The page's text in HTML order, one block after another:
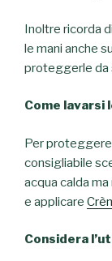
Inoltre ricorda
le mani anche
proteggerle da
Come lavarsi
Per
consigliabile
acqua calda
e applicare
Considera